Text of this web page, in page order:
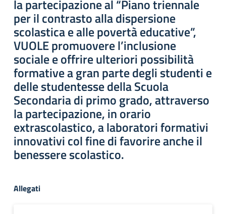
la partecipazione al “Piano triennale
per il contrasto alla dispersione
scolastica e alle povertà educative”,
VUOLE promuovere l’inclusione
sociale e offrire ulteriori possibilità
formative a gran parte degli studenti e
delle studentesse della Scuola
Secondaria di primo grado, attraverso
la partecipazione, in orario
extrascolastico, a laboratori formativi
innovativi col fine di favorire anche il
benessere scolastico.
Allegati